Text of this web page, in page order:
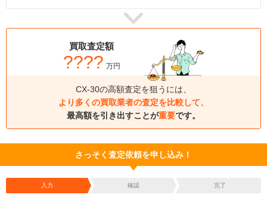
買取査定額
???? 万円
CX-30の高額査定を狙うには、
より多くの買取業者の査定を比較して、
最高額を引き出すことが重要です。
さっそく査定依頼を申し込み！
入力 確認 完了